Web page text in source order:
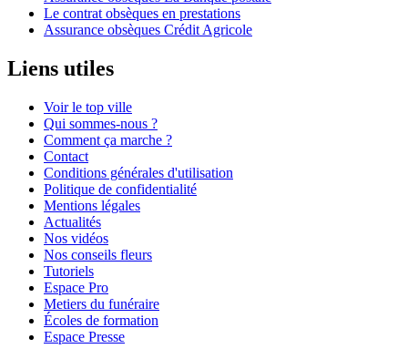
Le contrat obsèques en prestations
Assurance obsèques Crédit Agricole
Liens utiles
Voir le top ville
Qui sommes-nous ?
Comment ça marche ?
Contact
Conditions générales d'utilisation
Politique de confidentialité
Mentions légales
Actualités
Nos vidéos
Nos conseils fleurs
Tutoriels
Espace Pro
Metiers du funéraire
Écoles de formation
Espace Presse